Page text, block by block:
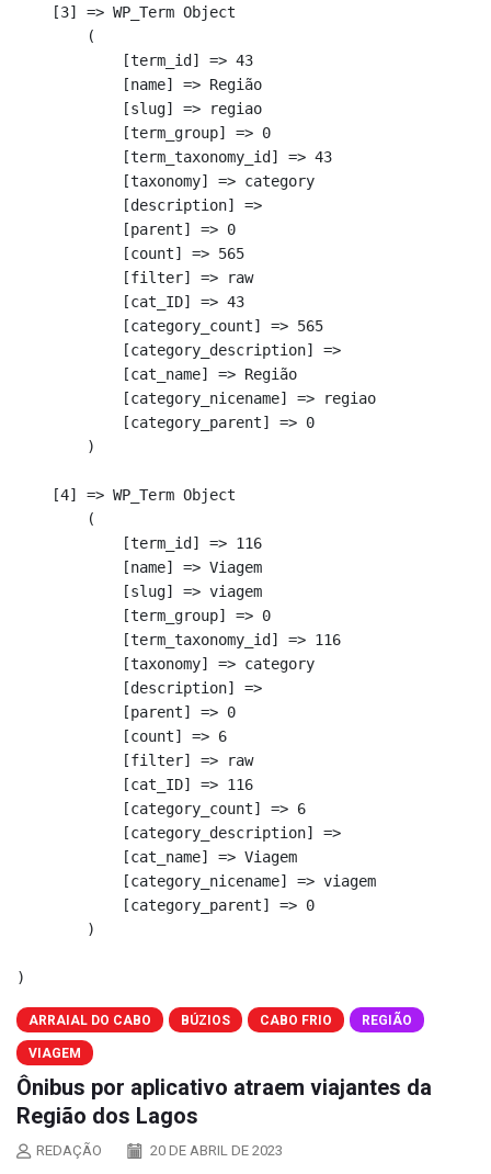
    [3] => WP_Term Object
        (
            [term_id] => 43
            [name] => Região
            [slug] => regiao
            [term_group] => 0
            [term_taxonomy_id] => 43
            [taxonomy] => category
            [description] =>
            [parent] => 0
            [count] => 565
            [filter] => raw
            [cat_ID] => 43
            [category_count] => 565
            [category_description] =>
            [cat_name] => Região
            [category_nicename] => regiao
            [category_parent] => 0
        )
    [4] => WP_Term Object
        (
            [term_id] => 116
            [name] => Viagem
            [slug] => viagem
            [term_group] => 0
            [term_taxonomy_id] => 116
            [taxonomy] => category
            [description] =>
            [parent] => 0
            [count] => 6
            [filter] => raw
            [cat_ID] => 116
            [category_count] => 6
            [category_description] =>
            [cat_name] => Viagem
            [category_nicename] => viagem
            [category_parent] => 0
        )
ARRAIAL DO CABO BÚZIOS CABO FRIO REGIÃO
VIAGEM
Ônibus por aplicativo atraem viajantes da
Região dos Lagos
REDAÇÃO 20 DE ABRIL DE 2023